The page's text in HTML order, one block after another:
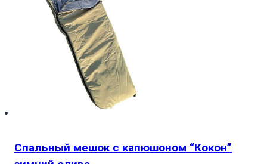
Спальный мешок с капюшоном “Кокон”